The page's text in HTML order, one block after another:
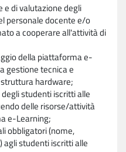
di valutazione degli
personale docente e/o
a cooperare all'attività di
della piattaforma e-
gestione tecnica e
hardware;
studenti iscritti alle
delle risorse/attività
e-Learning;
obbligatori (nome,
studenti iscritti alle